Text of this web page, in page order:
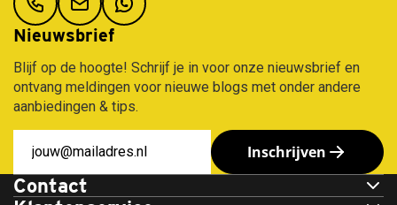
Nieuwsbrief
Blijf op de hoogte! Schrijf je in voor onze nieuwsbrief en
ontvang meldingen voor nieuwe blogs met onder andere
aanbiedingen & tips.
Inschrijven
Contact